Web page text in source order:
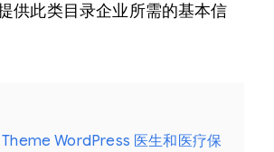
供此类目录企业所需的基本信
WordPress 医生和医疗保